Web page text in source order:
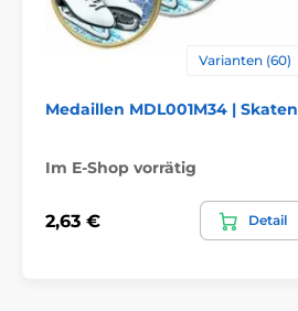
Varianten (60)
Medaillen MDL001M34 | Skaten
Im E-Shop vorrätig
2,63 € Detail